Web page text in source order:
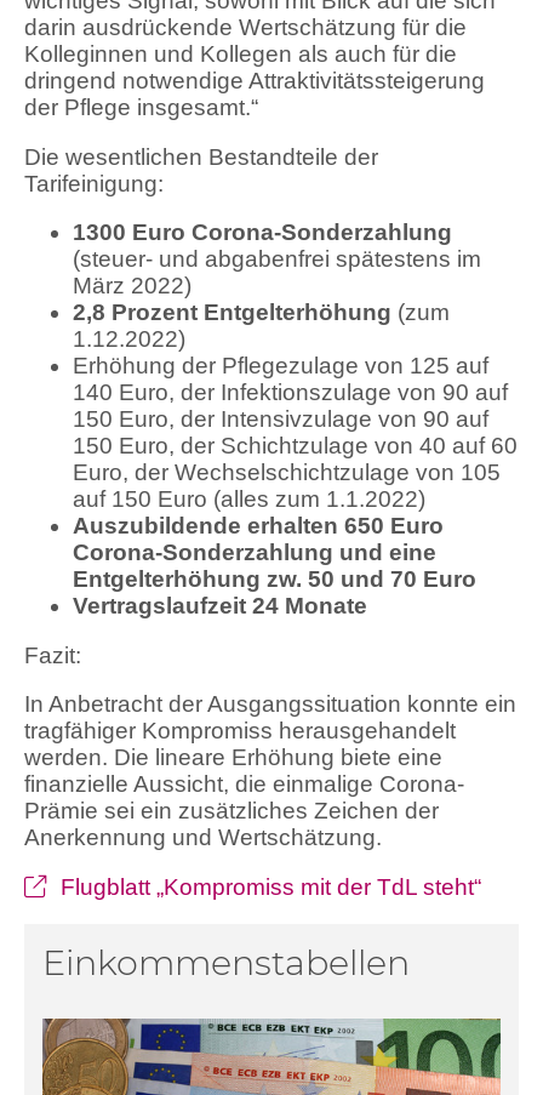
darin ausdrückende Wertschätzung für die
Kolleginnen und Kollegen als auch für die
dringend notwendige Attraktivitätssteigerung
der Pflege insgesamt.“
Die wesentlichen Bestandteile der
Tarifeinigung:
1300 Euro Corona-Sonderzahlung
(steuer- und abgabenfrei spätestens im
März 2022)
2,8 Prozent Entgelterhöhung (zum
1.12.2022)
Erhöhung der Pflegezulage von 125 auf
140 Euro, der Infektionszulage von 90 auf
150 Euro, der Intensivzulage von 90 auf
150 Euro, der Schichtzulage von 40 auf 60
Euro, der Wechselschichtzulage von 105
auf 150 Euro (alles zum 1.1.2022)
Auszubildende erhalten 650 Euro
Corona-Sonderzahlung und eine
Entgelterhöhung zw. 50 und 70 Euro
Vertragslaufzeit 24 Monate
Fazit:
In Anbetracht der Ausgangssituation konnte ein
tragfähiger Kompromiss herausgehandelt
werden. Die lineare Erhöhung biete eine
finanzielle Aussicht, die einmalige Corona-
Prämie sei ein zusätzliches Zeichen der
Anerkennung und Wertschätzung.
Flugblatt „Kompromiss mit der TdL steht“
Einkommenstabellen